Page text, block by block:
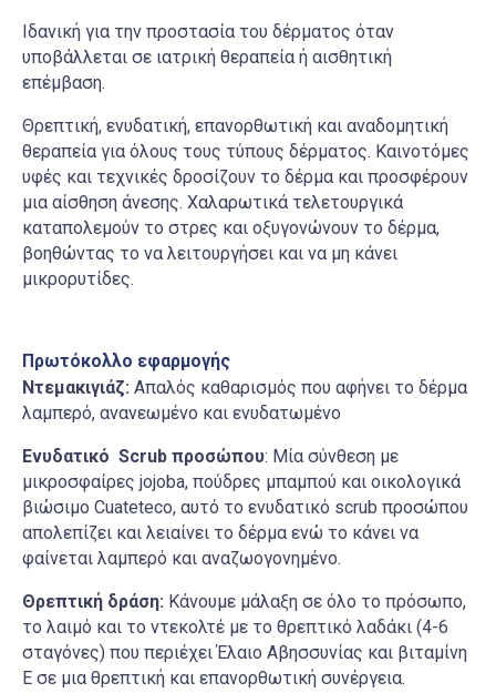
Ιδανική για την προστασία του δέρματος όταν
υποβάλλεται σε ιατρική θεραπεία ή αισθητική
επέμβαση.
Θρεπτική, ενυδατική, επανορθωτική και αναδομητική
θεραπεία για όλους τους τύπους δέρματος. Καινοτόμες
υφές και τεχνικές δροσίζουν το δέρμα και προσφέρουν
μια αίσθηση άνεσης. Χαλαρωτικά τελετουργικά
καταπολεμούν το στρες και οξυγονώνουν το δέρμα,
βοηθώντας το να λειτουργήσει και να μη κάνει
μικρορυτίδες.
Πρωτόκολλο εφαρμογής
Ντεμακιγιάζ: Απαλός καθαρισμός που αφήνει το δέρμα
λαμπερό, ανανεωμένο και ενυδατωμένο
Ενυδατικό Scrub προσώπου: Μία σύνθεση με
μικροσφαίρες jojoba, πούδρες μπαμπού και οικολογικά
βιώσιμο Cuateteco, αυτό το ενυδατικό scrub προσώπου
απολεπίζει και λειαίνει το δέρμα ενώ το κάνει να
φαίνεται λαμπερό και αναζωογονημένο.
Θρεπτική δράση: Κάνουμε μάλαξη σε όλο το πρόσωπο,
το λαιμό και το ντεκολτέ με το θρεπτικό λαδάκι (4-6
σταγόνες) που περιέχει Έλαιο Αβησσυνίας και βιταμίνη
Ε σε μια θρεπτική και επανορθωτική συνέργεια.